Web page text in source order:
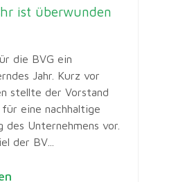
ist überwunden
die BVG ein
Jahr. Kurz vor
stellte der Vorstand
für eine nachhaltige
des Unternehmens vor.
der BV...